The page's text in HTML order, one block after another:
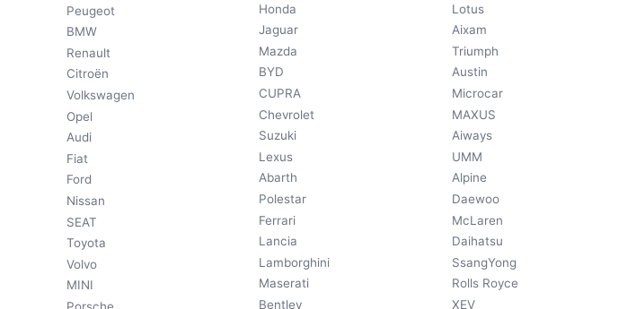
Peugeot
BMW
Renault
Citroën
Volkswagen
Opel
Audi
Fiat
Ford
Nissan
SEAT
Toyota
Volvo
MINI
Honda
Jaguar
Mazda
BYD
CUPRA
Chevrolet
Suzuki
Lexus
Abarth
Polestar
Ferrari
Lancia
Lamborghini
Maserati
Bentley
Lotus
Aixam
Triumph
Austin
Microcar
MAXUS
Aiways
UMM
Alpine
Daewoo
McLaren
Daihatsu
SsangYong
Rolls Royce
XEV